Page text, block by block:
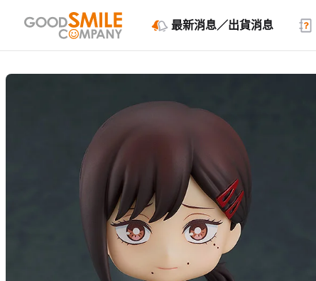
最新消息／出貨消息